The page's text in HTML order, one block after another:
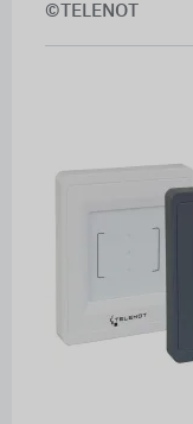
©TELENOT